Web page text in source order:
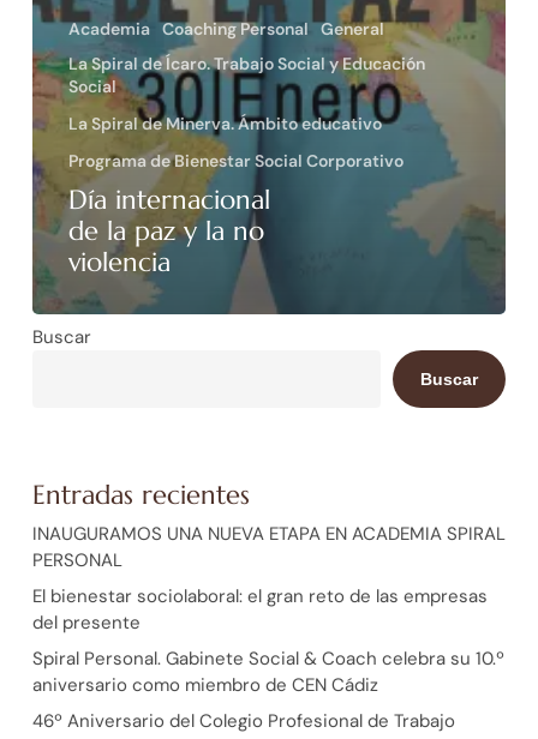
Academia Coaching Personal
General
La Spiral de Ícaro. Trabajo Social y Educación
Social
La Spiral de Minerva. Ámbito educativo
Programa de Bienestar Social Corporativo
Día internacional
de la paz y la no
violencia
Buscar
Buscar
Entradas recientes
INAUGURAMOS UNA NUEVA ETAPA EN ACADEMIA SPIRAL
PERSONAL
El bienestar sociolaboral: el gran reto de las empresas
del presente
Spiral Personal. Gabinete Social & Coach celebra su 10.º
aniversario como miembro de CEN Cádiz
46º Aniversario del Colegio Profesional de Trabajo